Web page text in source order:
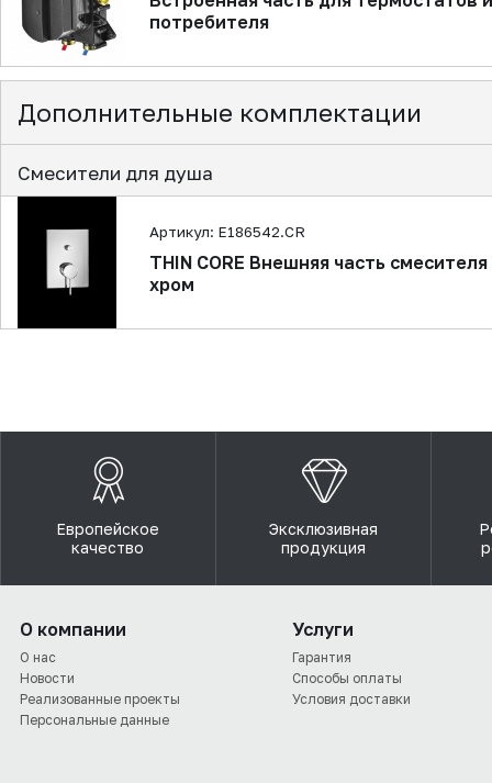
потребителя
Дополнительные комплектации
Смесители для душа
Артикул: E186542.CR
THIN CORE Внешняя часть
хром
Европейское
качество
Эксклюзивная
продукция
О компании
О нас
Новости
Реализованные проекты
Персональные данные
Услуги
Гарантия
Способы оплаты
Условия доставки